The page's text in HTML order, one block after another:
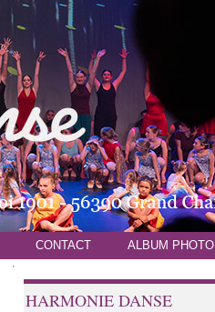
CONTACT ALBUM PHOTO
HARMONIE DANSE